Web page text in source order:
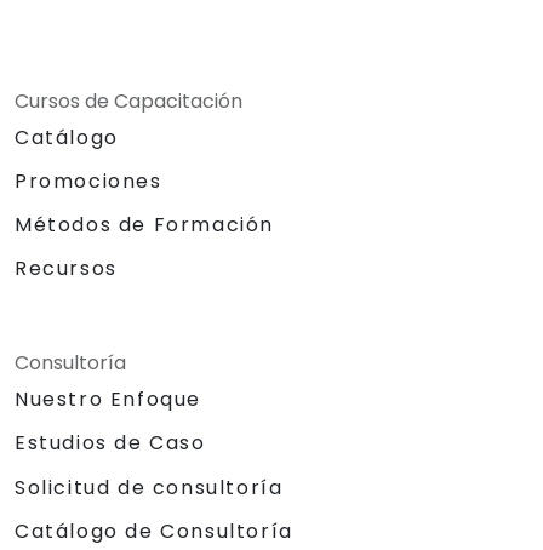
Cursos de Capacitación
Catálogo
Promociones
Métodos de Formación
Recursos
Consultoría
Nuestro Enfoque
Estudios de Caso
Solicitud de consultoría
Catálogo de Consultoría